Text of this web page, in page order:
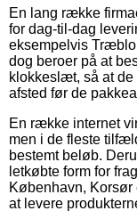
En lang række
for dag-til-dag
eksempelvis
dog beroer på at
klokkeslæt, så at de
afsted før de
En række internet
men i de fleste
bestemt beløb.
letkøbte form for
København,
at levere